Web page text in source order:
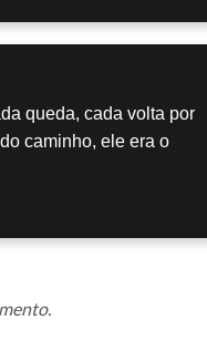
queda, cada volta por
caminho, ele era o